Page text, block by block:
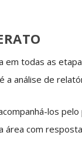
em todas as
a análise de
los
com